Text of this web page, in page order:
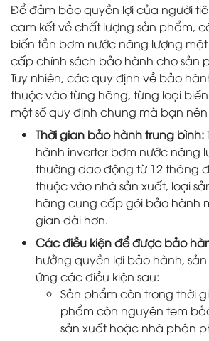
Để đảm bảo quyền lợi của người
cam kết về chất lượng sản phẩm,
biến tần bơm nước năng lượng
cấp chính sách bảo hành cho sản
Tuy nhiên, các quy định về bảo
thuộc vào từng hãng, từng loại
một số quy định chung mà bạn
Thời gian bảo hành trung bình:
hành inverter bơm nước năng
thường dao động từ 12 tháng
thuộc vào nhà sản xuất, loại
hãng cung cấp gói bảo hành
gian dài hơn.
Các điều kiện để được bảo
hưởng quyền lợi bảo hành,
ứng các điều kiện sau:
Sản phẩm còn trong thời
phẩm còn nguyên tem
sản xuất hoặc nhà phân